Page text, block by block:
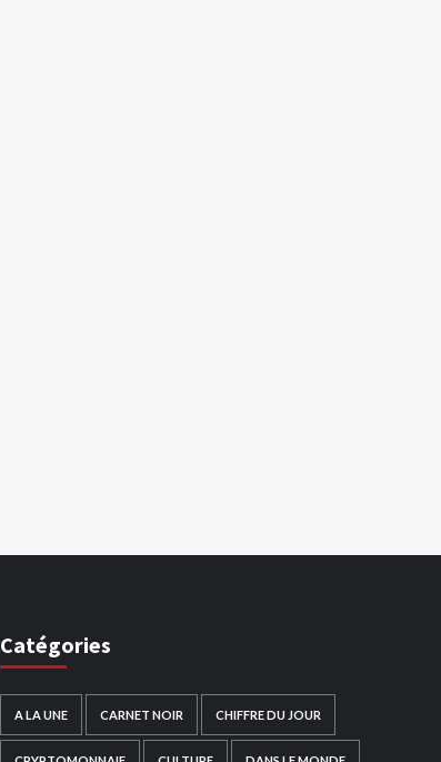
Catégories
A LA UNE CARNET NOIR CHIFFRE DU JOUR